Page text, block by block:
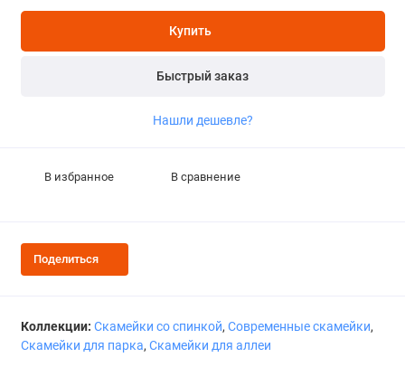
Купить
Быстрый заказ
Нашли дешевле?
В избранное В сравнение
Поделиться
Коллекции: Скамейки со спинкой, Современные скамейки,
Скамейки для парка, Скамейки для аллеи